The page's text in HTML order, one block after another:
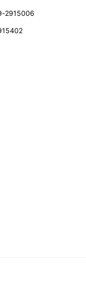
2915006